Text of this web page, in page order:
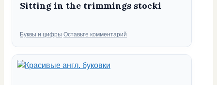
Sitting in the trimmings stocki
Рубрики
Буквы и цифры Оставьте комментарий